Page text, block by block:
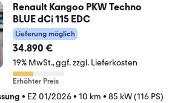
Renault Kangoo PKW Techno
BLUE dCi 115 EDC
Lieferung möglich
34.890 €
19% MwSt. ggf. zzgl. Lieferkosten
Erhöhter Preis
• EZ 01/2026• 10 km • 85 kW (116 PS)